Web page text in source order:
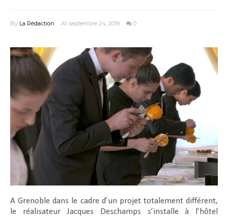
By La Rédaction At septembre 24, 2019 0
A Grenoble dans le cadre d’un projet totalement différent,
le réalisateur Jacques Deschamps s’installe à l’hôtel